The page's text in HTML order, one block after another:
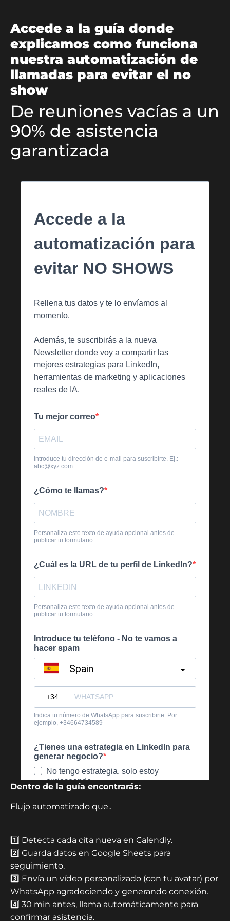
Accede a la guía donde
explicamos como funciona
nuestra automatización de
llamadas para evitar el no
show
De reuniones vacías a un
90% de asistencia
garantizada
Dentro de la guía encontrarás:
Flujo automatizado que..
1️⃣ Detecta cada cita nueva en Calendly.
2️⃣ Guarda datos en Google Sheets para
seguimiento.
3️⃣ Envía un vídeo personalizado (con tu avatar) por
WhatsApp agradeciendo y generando conexión.
4️⃣ 30 min antes, llama automáticamente para
confirmar asistencia.